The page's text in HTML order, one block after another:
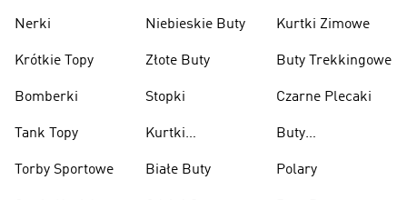
Nerki
Krótkie Topy
Bomberki
Tank Topy
Torby Sportowe
Niebieskie Buty
Złote Buty
Stopki
Kurtki
Białe Buty
Kurtki Zimowe
Buty Trekkingowe
Czarne Plecaki
Buty
Polary